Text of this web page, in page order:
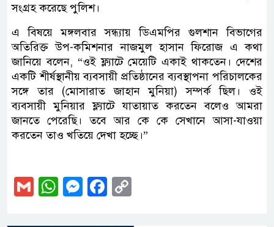
সংগ্রহ করেছে পুলিশ।
এ বিষয়ে মঙ্গলবার সন্ধ্যায় ডিএমপির গুলশান বিভাগের
অতিরিক্ত উপ-কমিশনার নাজমুল হাসান ফিরোজ এ কথা
জানিয়ে বলেন, “ওই ফ্ল্যাটে মেয়েটি একাই থাকতেন। দেশের
একটি শীর্ষস্থানীয় ব্যবসায়ী প্রতিষ্ঠানের ব্যবস্থাপনা পরিচালকের
সঙ্গে তার (মোসারাত জাহান মুনিয়া) সম্পর্ক ছিল। ওই
ব্যবসায়ী মুনিয়ার ফ্ল্যাটে যাতায়াত করতেন বলেও আমরা
জানতে পেরেছি। তবে আর কে কে সেখানে আসা-যাওয়া
করতেন তাও খতিয়ে দেখা হচ্ছে।”
GmailWhatsApp
Messenger
Facebook